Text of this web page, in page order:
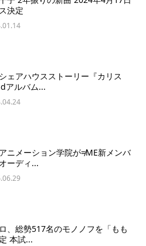
決定
ェアハウスストーリー『カリス
アルバム...
ニメーション学院が≠ME新メンバ
ーディ...
、総勢517名のモノノフを「もも
本試...